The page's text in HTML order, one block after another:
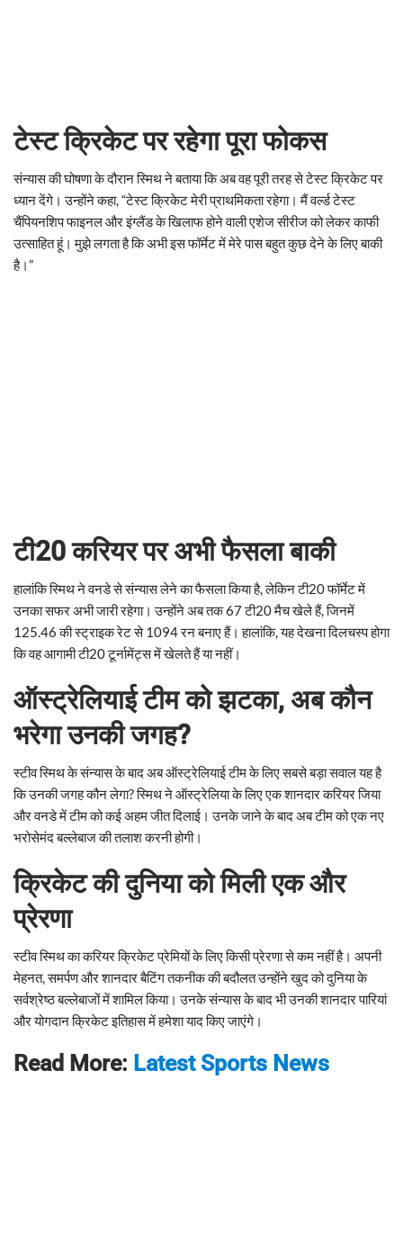
टेस्ट क्रिकेट पर रहेगा पूरा फोकस
संन्यास की घोषणा के दौरान स्मिथ ने बताया कि अब वह पूरी तरह से टेस्ट क्रिकेट पर
ध्यान देंगे। उन्होंने कहा, “टेस्ट क्रिकेट मेरी प्राथमिकता रहेगा। मैं वर्ल्ड टेस्ट
चैंपियनशिप फाइनल और इंग्लैंड के खिलाफ होने वाली एशेज सीरीज को लेकर काफी
उत्साहित हूं। मुझे लगता है कि अभी इस फॉर्मेट में मेरे पास बहुत कुछ देने के लिए बाकी
है।”
टी20 करियर पर अभी फैसला बाकी
हालांकि स्मिथ ने वनडे से संन्यास लेने का फैसला किया है, लेकिन टी20 फॉर्मेट में
उनका सफर अभी जारी रहेगा। उन्होंने अब तक 67 टी20 मैच खेले हैं, जिनमें
125.46 की स्ट्राइक रेट से 1094 रन बनाए हैं। हालांकि, यह देखना दिलचस्प होगा
कि वह आगामी टी20 टूर्नामेंट्स में खेलते हैं या नहीं।
ऑस्ट्रेलियाई टीम को झटका, अब कौन
भरेगा उनकी जगह?
स्टीव स्मिथ के संन्यास के बाद अब ऑस्ट्रेलियाई टीम के लिए सबसे बड़ा सवाल यह है
कि उनकी जगह कौन लेगा? स्मिथ ने ऑस्ट्रेलिया के लिए एक शानदार करियर जिया
और वनडे में टीम को कई अहम जीत दिलाई। उनके जाने के बाद अब टीम को एक नए
भरोसेमंद बल्लेबाज की तलाश करनी होगी।
क्रिकेट की दुनिया को मिली एक और
प्रेरणा
स्टीव स्मिथ का करियर क्रिकेट प्रेमियों के लिए किसी प्रेरणा से कम नहीं है। अपनी
मेहनत, समर्पण और शानदार बैटिंग तकनीक की बदौलत उन्होंने खुद को दुनिया के
सर्वश्रेष्ठ बल्लेबाजों में शामिल किया। उनके संन्यास के बाद भी उनकी शानदार पारियां
और योगदान क्रिकेट इतिहास में हमेशा याद किए जाएंगे।
Read More: Latest Sports News